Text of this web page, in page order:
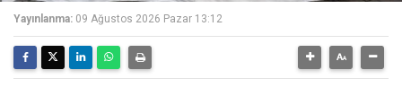
Yayınlanma: 09 Ağustos 2026 Pazar 13:12